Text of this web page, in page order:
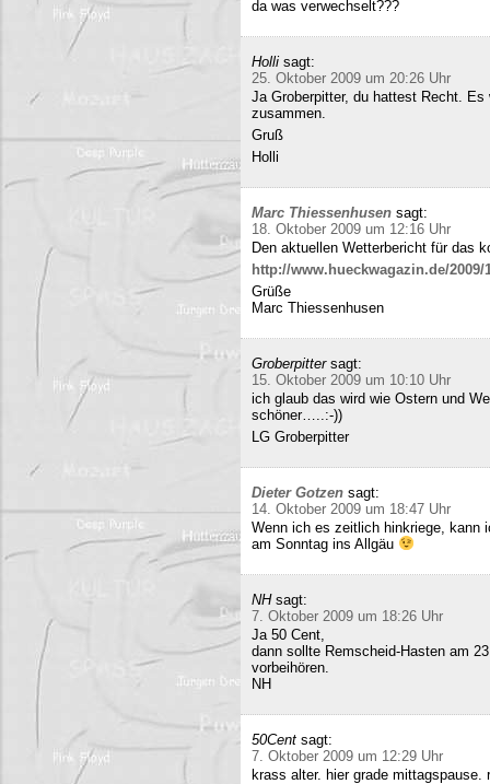
da was verwechselt???
Holli sagt:
25. Oktober 2009 um 20:26 Uhr
Ja Groberpitter, du hattest Recht.
zusammen.
Gruß
Holli
Marc Thiessenhusen sagt:
18. Oktober 2009 um 12:16 Uhr
Den aktuellen Wetterbericht für das
http://www.hueckwagazin.de/2009/
Grüße
Marc Thiessenhusen
Groberpitter sagt:
15. Oktober 2009 um 10:10 Uhr
ich glaub das wird wie Ostern und
schöner…..:-))
LG Groberpitter
Dieter Gotzen sagt:
14. Oktober 2009 um 18:47 Uhr
Wenn ich es zeitlich hinkriege, kann
am Sonntag ins Allgäu
NH sagt:
7. Oktober 2009 um 18:26 Uhr
Ja 50 Cent,
dann sollte Remscheid-Hasten am
vorbeihören.
NH
50Cent sagt:
7. Oktober 2009 um 12:29 Uhr
krass alter. hier grade